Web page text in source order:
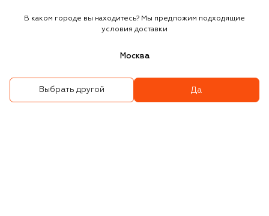
В каком городе вы находитесь? Мы предложим подходящие
условия доставки
Москва
Выбрать другой Да